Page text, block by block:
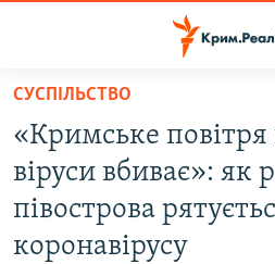
Перейти
основного
матеріалу
Перейти
до
основної
ВОДА.КРИМ
ВІДЕО ТА ФОТО
СУСПІЛЬСТВО
«Кримське повітря
віруси вбиває»: як
півострова
коронавірусу